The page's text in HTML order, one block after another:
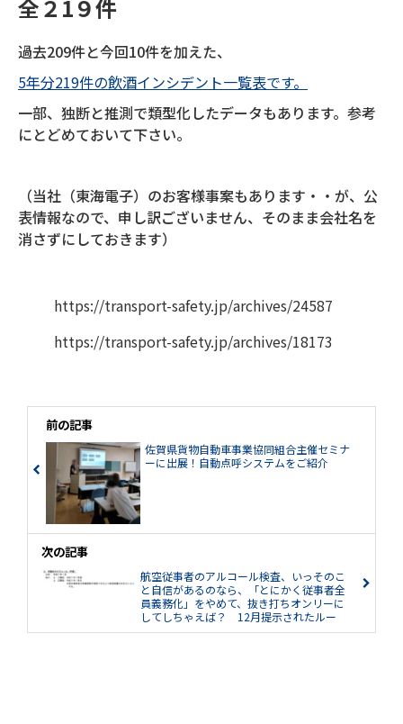
全２1９件
過去209件と今回10件を加えた、
5年分219件の飲酒インシデント一覧表です。
一部、独断と推測で類型化したデータもあります。参考
にとどめておいて下さい。
（当社（東海電子）のお客様事案もあります・・が、公
表情報なので、申し訳ございません、そのまま会社名を
消さずにしておきます）
https://transport-safety.jp/archives/24587
https://transport-safety.jp/archives/18173
前の記事
佐賀県貨物自動車事業協同組合主催セミナ
ーに出展！自動点呼システムをご紹介
次の記事
航空従事者のアルコール検査、いっそのこ
と自信があるのなら、「とにかく従事者全
員義務化」をやめて、抜き打ちオンリーに
してしちゃえば？ 12月提示されたルー
ル改正案、半年以上もウヤムヤな異例事態